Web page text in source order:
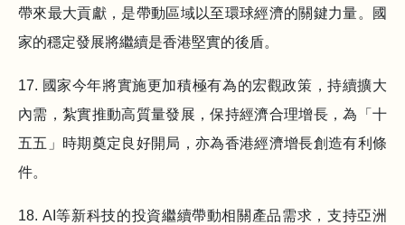
帶來最大貢獻，是帶動區域以至環球經濟的關鍵力量。國
家的穩定發展將繼續是香港堅實的後盾。
17. 國家今年將實施更加積極有為的宏觀政策，持續擴大
內需，紮實推動高質量發展，保持經濟合理增長，為「十
五五」時期奠定良好開局，亦為香港經濟增長創造有利條
件。
18. AI等新科技的投資繼續帶動相關產品需求，支持亞洲